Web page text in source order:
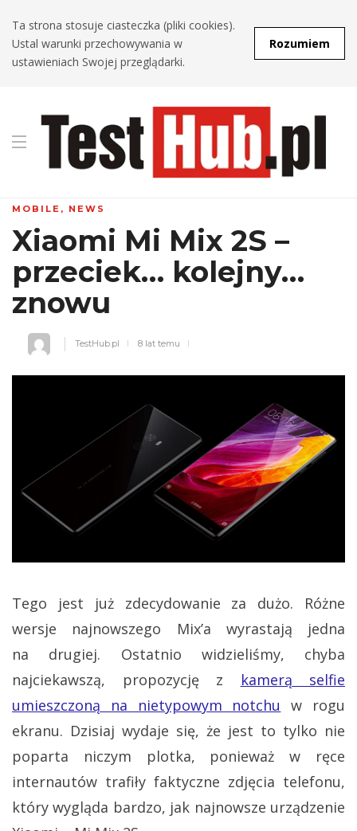
Ta strona stosuje ciasteczka (pliki cookies).
Ustal warunki przechowywania w
ustawieniach Swojej przeglądarki.
Rozumiem
MOBILE , NEWS
Xiaomi Mi Mix 2S –
przeciek… kolejny…
znowu
TestHub.pl 8 lat temu
Tego jest już zdecydowanie za dużo. Różne
wersje najnowszego Mix’a wyrastają jedna
na drugiej. Ostatnio widzieliśmy, chyba
najciekawszą, propozycję z
kamerą selfie
umieszczoną na nietypowym notchu
w rogu
ekranu. Dzisiaj wydaje się, że jest to tylko nie
poparta niczym plotka, ponieważ w ręce
internautów trafiły faktyczne zdjęcia telefonu,
który wygląda bardzo, jak najnowsze urządzenie